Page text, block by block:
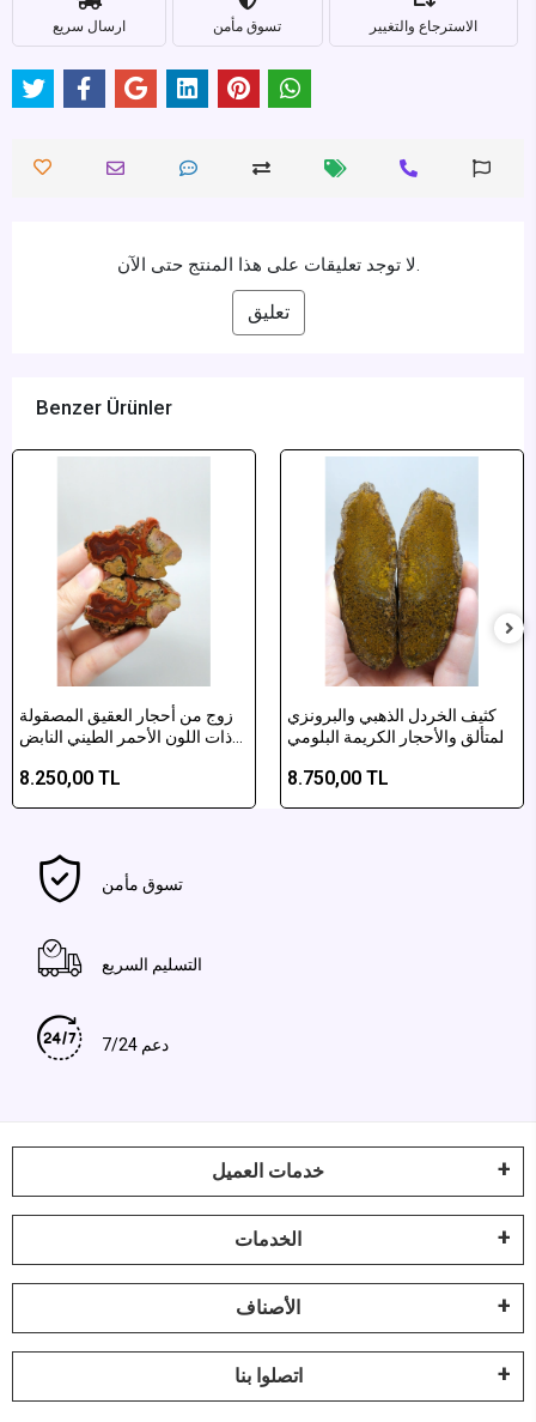
ارسال سريع تسوق مأمن الاسترجاع والتغيير
لا توجد تعليقات على هذا المنتج حتى الآن.
تعليق
Benzer Ürünler
زوج من أحجار العقيق المصقولة
ذات اللون الأحمر الطيني النابض
8.250,00 TL
كثيف الخردل الذهبي والبرونزي
المتألق والأحجار الكريمة البلومي
8.750,00 TL
تسوق مأمن
التسليم السريع
دعم 7/24
خدمات العميل
الخدمات
الأصناف
اتصلوا بنا